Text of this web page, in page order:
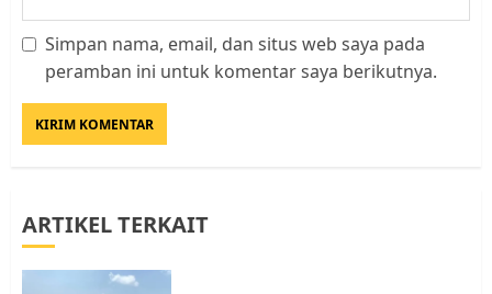
Simpan nama, email, dan situs web saya pada
peramban ini untuk komentar saya berikutnya.
ARTIKEL TERKAIT
Kader Pajak jadi Penghubung